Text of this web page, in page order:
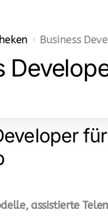
Business
assistierte